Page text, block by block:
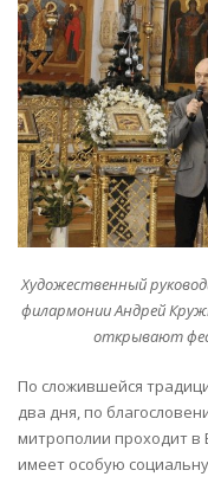
Художественный
филармонии Андрей
открывают
По сложившейся
два дня, по
митрополии проходит в
имеет особую